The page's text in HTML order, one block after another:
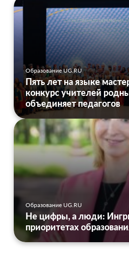
Образование UG.RU
Пять лет на языке
конкурс учителей
объединяет педагогов
Образование UG.RU
Не цифры, а люди:
приоритетах